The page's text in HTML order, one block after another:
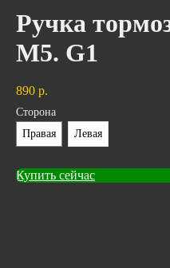
Ручка
M5. G1
890 р.
Сторона
Правая
Левая
Купить сейчас